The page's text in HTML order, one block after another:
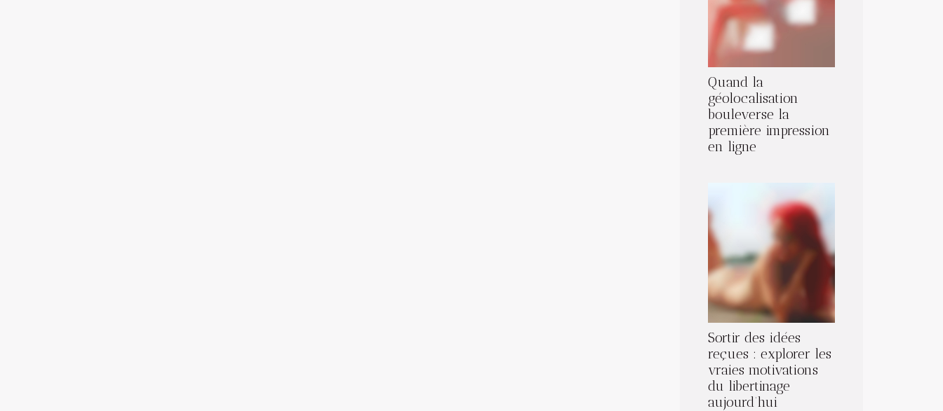
Quand la
géolocalisation
bouleverse la
première impression
en ligne
Sortir des idées
reçues : explorer les
vraies motivations
du libertinage
aujourd’hui